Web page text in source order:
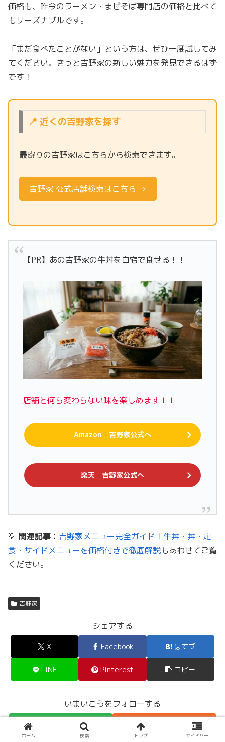
価格も、昨今のラーメン・まぜそば専門店の価格と比べて
もリーズナブルです。
「まだ食べたことがない」という方は、ぜひ一度試してみ
てください。きっと吉野家の新しい魅力を発見できるはず
です！
📍 近くの吉野家を探す
最寄りの吉野家はこちらから検索できます。
吉野家 公式店舗検索はこちら →
【PR】あの吉野家の牛丼を自宅で食せる！！
店舗と何ら変わらない味を楽しめます！！
Amazon 吉野家公式へ
楽天 吉野家公式へ
💡 関連記事 ： 吉野家メニュー完全ガイド！牛丼・丼・定
食・サイドメニューを価格付きで徹底解説もあわせてご覧
ください。
吉野家
シェアする
X Facebook はてブ
LINE Pinterest コピー
いまいこうをフォローする
ホーム 検索 トップ サイドバー